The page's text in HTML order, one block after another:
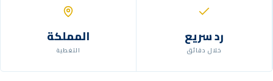
رد سريع
خلال دقائق
المملكة
التغطية